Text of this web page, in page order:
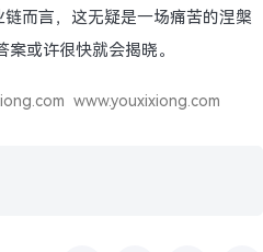
而言，这无疑是一场痛苦的涅槃
或许很快就会揭晓。
www.youxixiong.com